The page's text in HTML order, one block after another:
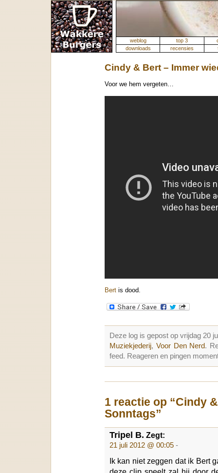
weblog top 3
downloads
recensies
Cindy & Bert – Immer
Voor we hem vergeten…
Bert is dood.
Deze log is gepost op vrijdag 20
Muziekjederij, Voor Den Nerd.
feed. Reageren en pingen
1 reactie op “Cindy
Sonntags”
Tripel B. Zegt:
21 juli 2012 @ 00:05 -
Ik kan niet zeggen dat ik Bert